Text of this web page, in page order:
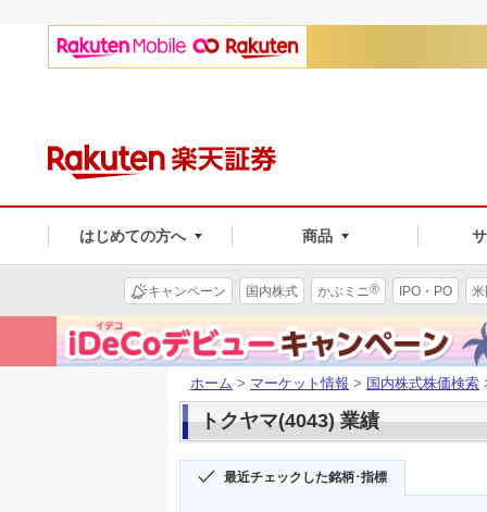
はじめての方へ 商品
キャンペーン 国内株式 かぶミニ® IPO・PO
ホーム > マーケット情報 > 国内株式株価検索
トクヤマ(4043) 業績
最近チェックした銘柄･指標